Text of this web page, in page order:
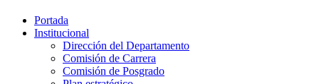
Portada
Institucional
Dirección del Departamento
Comisión de Carrera
Comisión de Posgrado